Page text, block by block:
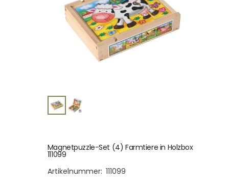
Magnetpuzzle-Set (4) Farmtiere in Holzbox
111099
Artikelnummer: 111099